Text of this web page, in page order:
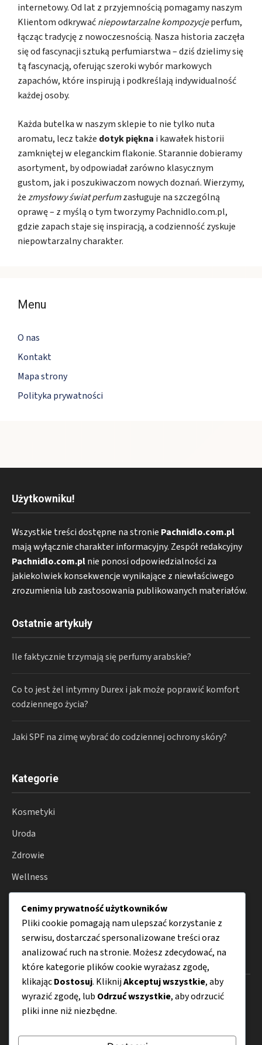
internetowy. Od lat z przyjemnością pomagamy naszym
Klientom odkrywaćniepowtarzalne kompozycjeperfum,
łącząc tradycję z nowoczesnością. Nasza historia zaczęła
się od fascynacji sztuką perfumiarstwa – dziś dzielimy się
tą fascynacją, oferując szeroki wybór markowych
zapachów, które inspirują i podkreślają indywidualność
każdej osoby.
Każda butelka w naszym sklepie to nie tylko nuta
aromatu, lecz także dotyk piękna i kawałek historii
zamkniętej w eleganckim flakonie. Starannie dobieramy
asortyment, by odpowiadał zarówno klasycznym
gustom, jak i poszukiwaczom nowych doznań. Wierzymy,
żezmysłowy świat perfumzasługuje na szczególną
oprawę – z myślą o tym tworzymy Pachnidlo.com.pl,
gdzie zapach staje się inspiracją, a codzienność zyskuje
niepowtarzalny charakter.
Menu
O nas
Kontakt
Mapa strony
Polityka prywatności
Użytkowniku!
Wszystkie treści dostępne na stronie Pachnidlo.com.pl
mają wyłącznie charakter informacyjny. Zespół redakcyjny
Pachnidlo.com.plnie ponosi odpowiedzialności za
jakiekolwiek konsekwencje wynikające z niewłaściwego
zrozumienia lub zastosowania publikowanych materiałów.
Ostatnie artykuły
Ile faktycznie trzymają się perfumy arabskie?
Co to jest żel intymny Durex i jak może poprawić komfort
codziennego życia?
Jaki SPF na zimę wybrać do codziennej ochrony skóry?
Kategorie
Kosmetyki
Uroda
Zdrowie
Wellness
Perfumy
O nas
Kontakt
Mapa strony
Cenimy prywatność użytkowników
Pliki cookie pomagają nam ulepszać korzystanie z
serwisu, dostarczać spersonalizowane treści oraz
analizować ruch na stronie. Możesz zdecydować, na
które kategorie plików cookie wyrażasz zgodę,
klikającDostosuj. KliknijAkceptuj wszystkie, aby
wyrazić zgodę, lub Odrzuć wszystkie, aby odrzucić
pliki inne niż niezbędne.